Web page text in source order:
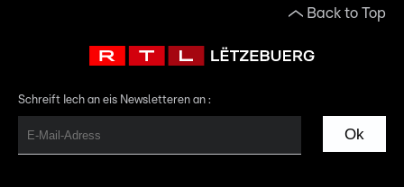
Back to Top
Schreift Iech an eis Newsletteren an :
Ok